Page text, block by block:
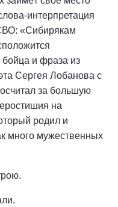
интерпретация
«Сибирякам
и фраза из
Сергея Лобанова с
за большую
на
родил и
много мужественных